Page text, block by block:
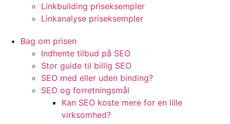
Linkbuilding priseksempler
Linkanalyse priseksempler
Bag om prisen
Indhente tilbud på SEO
Stor guide til billig SEO
SEO med eller uden binding?
SEO og forretningsmål
Kan SEO koste mere for en lille
virksomhed?